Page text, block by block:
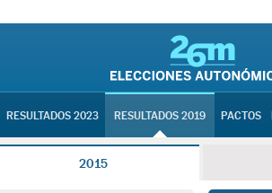
RESULTADOS 2023 RESULTADOS 2019 PACTOS
2015